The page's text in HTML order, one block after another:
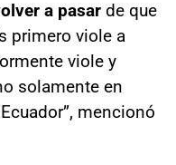
a pasar de que
primero viole a
viole y
solamente en
mencionó